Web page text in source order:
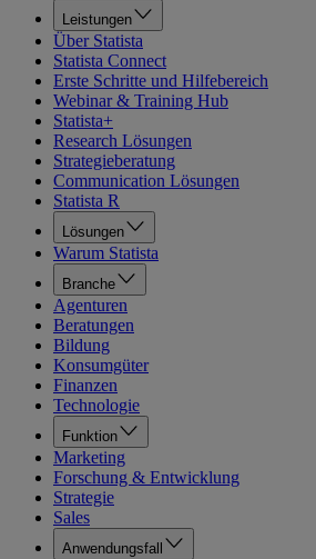
Leistungen
Über Statista
Statista Connect
Erste Schritte und Hilfebereich
Webinar & Training Hub
Statista+
Research Lösungen
Strategieberatung
Communication Lösungen
Statista R
Lösungen
Warum Statista
Branche
Agenturen
Beratungen
Bildung
Konsumgüter
Finanzen
Technologie
Funktion
Marketing
Forschung & Entwicklung
Strategie
Sales
Anwendungsfall